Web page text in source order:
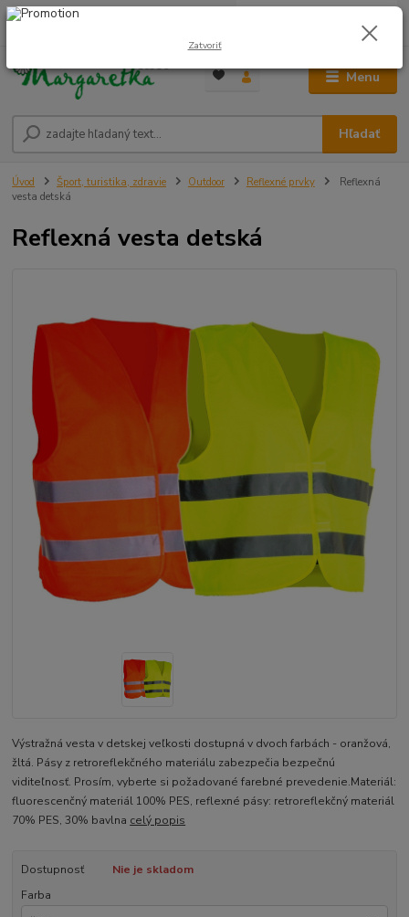
Menu
Hľadať
0948 236 042
0,00 €
Úvod Šport, turistika, zdravie Outdoor Reflexné prvky
Reflexná
vesta detská
Reflexná vesta detská
Výstražná vesta v detskej veľkosti dostupná v dvoch farbách - oranžová,
žltá. Pásy z retroreflekčného materiálu zabezpečia bezpečnú
viditeľnosť. Prosím, vyberte si požadované farebné prevedenie.Materiál:
fluorescenčný materiál 100% PES, reflexné pásy: retroreflekčný materiál
70% PES, 30% bavlna celý popis
Dostupnosť
Nie je skladom
Farba
Zatvoriť